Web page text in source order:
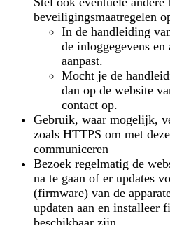
beveiligingsmaatregelen
In de handleiding
de inloggegevens
aanpast.
Mocht je de
dan op de website
contact op.
Gebruik, waar mogelijk,
zoals HTTPS om met
communiceren
Bezoek regelmatig de
na te gaan of er updates
(firmware) van de
updaten aan en installeer